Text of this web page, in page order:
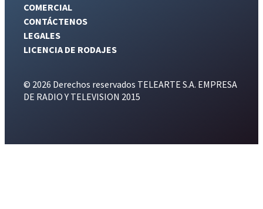
COMERCIAL
CONTÁCTENOS
LEGALES
LICENCIA DE RODAJES
© 2026 Derechos reservados TELEARTE S.A. EMPRESA
DE RADIO Y TELEVISION 2015